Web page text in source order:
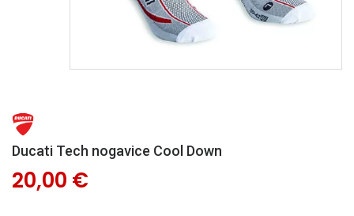
Ducati Tech nogavice Cool Down
20,00 €